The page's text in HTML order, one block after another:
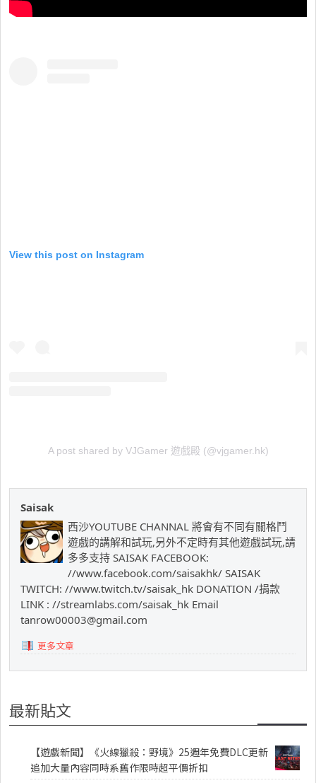
View this post on Instagram
A post shared by VJGamer 遊戲殿 (@vjgamer.hk)
Saisak
西沙YOUTUBE CHANNAL 將會有不同有關格鬥
遊戲的講解和試玩,另外不定時有其他遊戲試玩,請
多多支持 SAISAK FACEBOOK:
//www.facebook.com/saisakhk/ SAISAK
TWITCH: //www.twitch.tv/saisak_hk DONATION /捐款
LINK : //streamlabs.com/saisak_hk Email
tanrow00003@gmail.com
更多文章
最新貼文
【遊戲新聞】《火線獵殺：野境》25週年免費DLC更新
追加大量內容同時系舊作限時超平價折扣